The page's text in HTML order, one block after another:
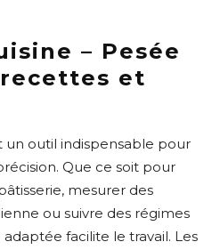
– Pesée
et
un outil indispensable pour
Que ce soit pour
mesurer des
ou suivre des régimes
facilite le travail. Les